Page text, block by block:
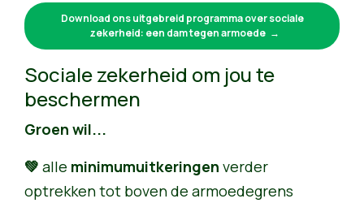
Download ons uitgebreid programma over sociale
zekerheid: een dam tegen armoede
Sociale zekerheid om jou te
beschermen
Groen wil...
💚 alle minimumuitkeringen verder
optrekken tot boven de armoedegrens